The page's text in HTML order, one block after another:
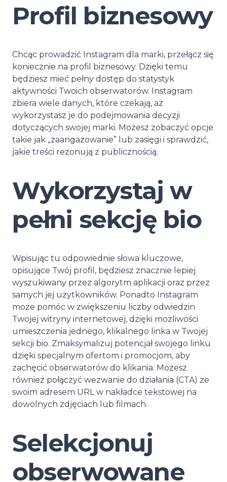
Profil biznesowy
Chcąc prowadzić Instagram dla marki, przełącz się
koniecznie na profil biznesowy. Dzięki temu
będziesz mieć pełny dostęp do statystyk
aktywności Twoich obserwatorów. Instagram
zbiera wiele danych, które czekają, aż
wykorzystasz je do podejmowania decyzji
dotyczących swojej marki. Możesz zobaczyć opcje
takie jak „zaangażowanie” lub zasięgi i sprawdzić,
jakie treści rezonują z publicznością.
Wykorzystaj w
pełni sekcję bio
Wpisując tu odpowiednie słowa kluczowe,
opisujące Twój profil, będziesz znacznie lepiej
wyszukiwany przez algorytm aplikacji oraz przez
samych jej użytkowników. Ponadto Instagram
może pomóc w zwiększeniu liczby odwiedzin
Twojej witryny internetowej, dzięki możliwości
umieszczenia jednego, klikalnego linka w Twojej
sekcji bio. Zmaksymalizuj potencjał swojego linku
dzięki specjalnym ofertom i promocjom, aby
zachęcić obserwatorów do klikania. Możesz
również połączyć wezwanie do działania (CTA) ze
swoim adresem URL w nakładce tekstowej na
dowolnych zdjęciach lub filmach.
Selekcjonuj
obserwowane